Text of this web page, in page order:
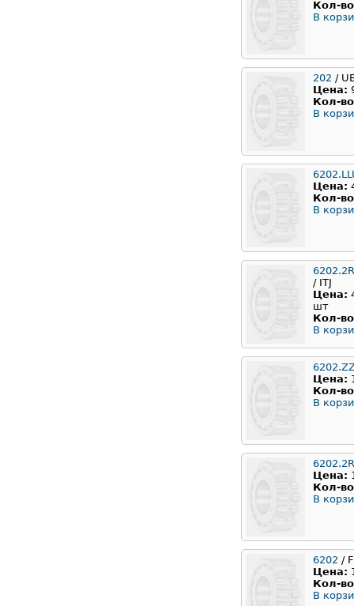
Кол-
В
202 /
Цена:
Кол-
В
Цена:
Кол-
В
/ ITJ
Цена:
шт
Кол-
В
Цена:
Кол-
В
Цена:
Кол-
В
6202 /
Цена:
Кол-
В